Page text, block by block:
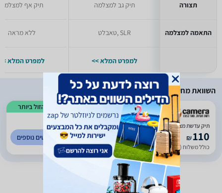
תצורה
התאמה למצלמה
תיק גב למצלמה
SLR ,טאבלט
למפרט המלא >>
תיק אף למצלמה
ללא מראה
למפרט המלא
השוואת מחירים
הזול ביותר
3.4
(
473
)
תיק עדשת מצלמה טמרק Tamrac M.A.S Lens Case Small
₪110
כולל משלוח (20 ₪) עד 7 ימי עסקים
לפרטים נוספים